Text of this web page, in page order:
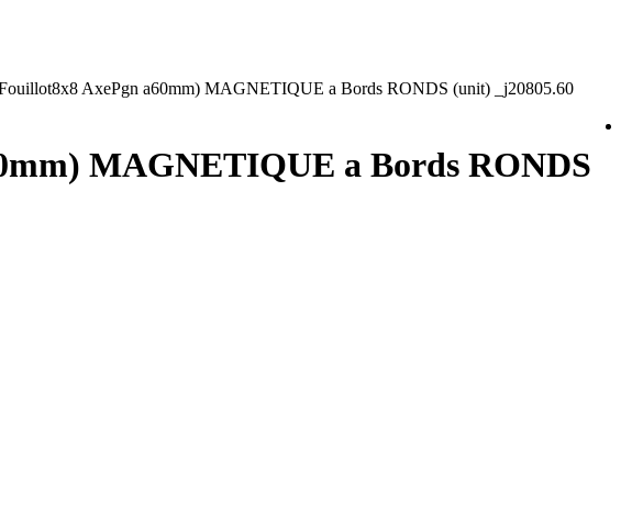
AxePgn a60mm) MAGNETIQUE a Bords RONDS (unit) _j20805.60
MAGNETIQUE a Bords RONDS